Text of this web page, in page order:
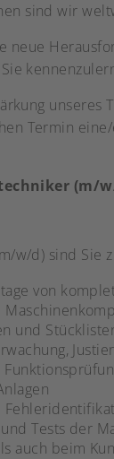
sind wir
neue
unseres
Termin
(m/
w/d) sind Sie
von
und
Tests der
auch beim